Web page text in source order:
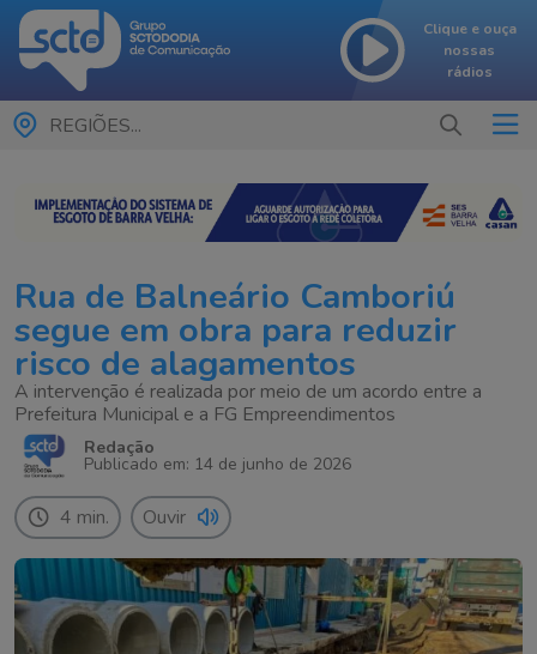
Clique e ouça
nossas
rádios
REGIÕES...
Rua de Balneário Camboriú
segue em obra para reduzir
risco de alagamentos
A intervenção é realizada por meio de um acordo entre a
Prefeitura Municipal e a FG Empreendimentos
Redação
Publicado em: 14 de junho de 2026
4 min. Ouvir